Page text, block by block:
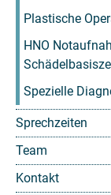
Plastische
HNO
Spezielle
Sprechzeiten
Team
Kontakt